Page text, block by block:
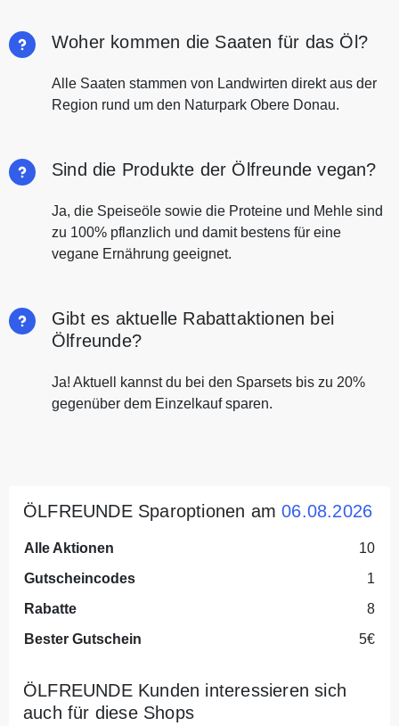
Woher kommen die Saaten für das Öl?
Alle Saaten stammen von Landwirten direkt aus der
Region rund um den Naturpark Obere Donau.
Sind die Produkte der Ölfreunde vegan?
Ja, die Speiseöle sowie die Proteine und Mehle sind
zu 100% pflanzlich und damit bestens für eine
vegane Ernährung geeignet.
Gibt es aktuelle Rabattaktionen bei
Ölfreunde?
Ja! Aktuell kannst du bei den Sparsets bis zu 20%
gegenüber dem Einzelkauf sparen.
ÖLFREUNDE Sparoptionen am06.08.2026
Alle Aktionen
10
Gutscheincodes
1
Rabatte
8
Bester Gutschein
5€
ÖLFREUNDE Kunden interessieren sich
auch für diese Shops